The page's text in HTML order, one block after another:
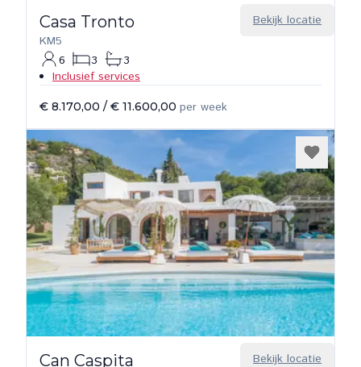
Bekijk locatie
Casa Tronto
KM5
6
3
3
Inclusief services
€ 8.170,00 / € 11.600,00 per week
Bekijk locatie
Can Caspita